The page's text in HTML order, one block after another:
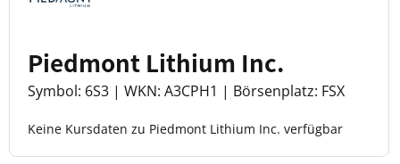
Piedmont Lithium Inc.
Symbol: 6S3 | WKN: A3CPH1 | Börsenplatz: FSX
Keine Kursdaten zu Piedmont Lithium Inc. verfügbar